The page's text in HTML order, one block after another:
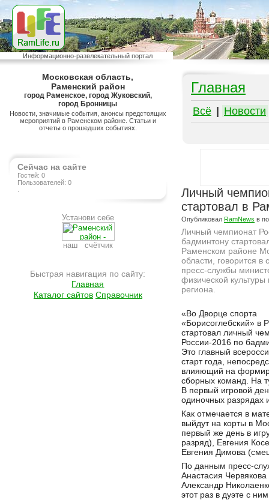
Информационно-развлекательный портал
Московская область,
Раменский район
город Раменское, город Жуковский,
город Бронницы
Новости, значимые события, анонсы предстоящих
мероприятий в Раменском районе. Статьи и
отчеты о прошедших событиях.
Сейчас на сайте
Гостей: 0
Пользователей: 0
Установи себе
наш счётчик
Быстрая навигация по сайту:
Главная
Каталог сайтов Справочник
Главная
Всё Новости
Личный
стартовал в
Опубликовал RamNews в
Личный чемпионат
бадминтону
Раменском районе
области, говорится
пресс-службы
физической культуры
региона.
«Во Дворце спорта
«Борисоглебский» в
стартовал личный
России-2016 по
Это главный
старт года,
влияющий на
сборных команд. На
В первый игровой
одиночных разрядах
Как отмечается в
выйдут на корты в
первый же день в
разряд), Евгения
Евгения Димова
По данным пресс-
Анастасия
Александр
этот раз в дуэте с